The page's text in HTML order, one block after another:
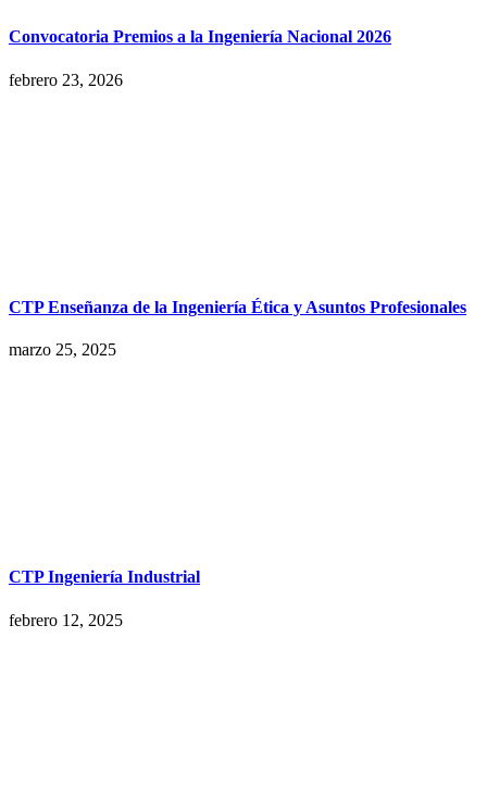
Convocatoria Premios a la Ingeniería Nacional 2026
febrero 23, 2026
CTP Enseñanza de la Ingeniería Ética y Asuntos Profesionales
marzo 25, 2025
CTP Ingeniería Industrial
febrero 12, 2025